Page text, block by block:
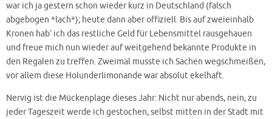
war ich ja gestern schon wieder kurz in Deutschland (falsch
abgebogen *lach*); heute dann aber offiziell. Bis auf zweieinhalb
Kronen hab‘ ich das restliche Geld für Lebensmittel rausgehauen
und freue mich nun wieder auf weitgehend bekannte Produkte in
den Regalen zu treffen. Zweimal musste ich Sachen wegschmeißen,
vor allem diese Holunderlimonande war absolut ekelhaft.
Nervig ist die Mückenplage dieses Jahr: Nicht nur abends, nein, zu
jeder Tageszeit werde ich gestochen, selbst mitten in der Stadt mit